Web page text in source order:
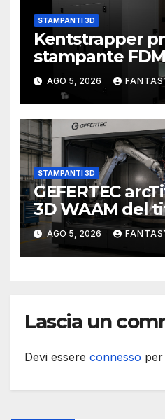
STAMPANTI 3D
Kentstrapper
stampante
di stampa da
AGO 5, 2026
STAMPANTI 3D
GEFERTEC
3D WAAM del
camera inerte
AGO 5, 2026
Lascia un
Devi essere connesso